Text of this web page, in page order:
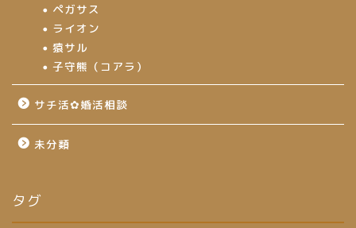
ペガサス
ライオン
猿サル
子守熊（コアラ）
サチ活✿婚活相談
未分類
タグ